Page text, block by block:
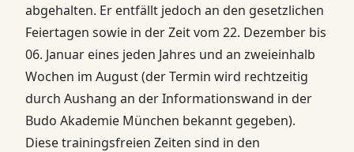
abgehalten. Er entfällt jedoch an den gesetzlichen
Feiertagen sowie in der Zeit vom 22. Dezember bis
06. Januar eines jeden Jahres und an zweieinhalb
Wochen im August (der Termin wird rechtzeitig
durch Aushang an der Informationswand in der
Budo Akademie München bekannt gegeben).
Diese trainingsfreien Zeiten sind in den